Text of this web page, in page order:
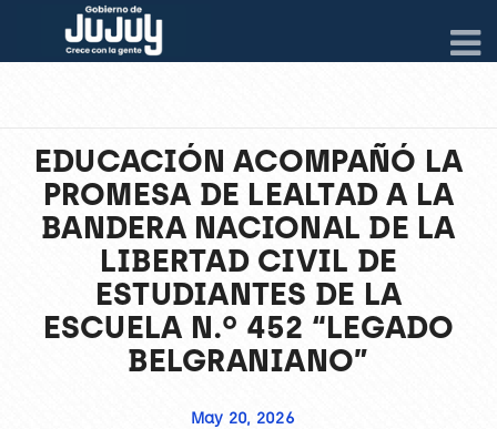
EDUCACIÓN ACOMPAÑÓ LA
PROMESA DE LEALTAD A LA
BANDERA NACIONAL DE LA
LIBERTAD CIVIL DE
ESTUDIANTES DE LA
ESCUELA N.º 452 “LEGADO
BELGRANIANO”
May 20, 2026